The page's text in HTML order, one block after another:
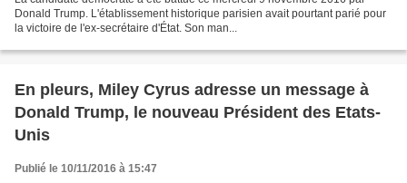
Donald Trump. L'établissement historique parisien avait pourtant parié pour
la victoire de l'ex-secrétaire d'État. Son man...
En pleurs, Miley Cyrus adresse un message à
Donald Trump, le nouveau Président des Etats-
Unis
Publié le 10/11/2016 à 15:47